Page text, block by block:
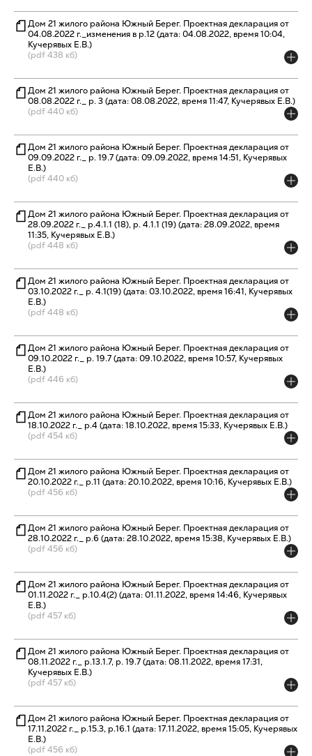
Дом 21 жилого района Южный Берег. Проектная декларация от
04.08.2022 г._изменения в р.12 (дата: 04.08.2022, время 10:04,
Кучерявых Е.В.)
(pdf 438 кб)
Дом 21 жилого района Южный Берег. Проектная декларация от
08.08.2022 г._ р. 3 (дата: 08.08.2022, время 11:47, Кучерявых Е.В.)
(pdf 440 кб)
Дом 21 жилого района Южный Берег. Проектная декларация от
09.09.2022 г._ р. 19.7 (дата: 09.09.2022, время 14:51, Кучерявых
Е.В.)
(pdf 440 кб)
Дом 21 жилого района Южный Берег. Проектная декларация от
28.09.2022 г._ р.4.1.1 (18), р. 4.1.1 (19) (дата: 28.09.2022, время
11:35, Кучерявых Е.В.)
(pdf 448 кб)
Дом 21 жилого района Южный Берег. Проектная декларация от
03.10.2022 г._ р. 4.1(19) (дата: 03.10.2022, время 16:41, Кучерявых
Е.В.)
(pdf 448 кб)
Дом 21 жилого района Южный Берег. Проектная декларация от
09.10.2022 г._ р. 19.7 (дата: 09.10.2022, время 10:57, Кучерявых
Е.В.)
(pdf 446 кб)
Дом 21 жилого района Южный Берег. Проектная декларация от
18.10.2022 г._ р.4 (дата: 18.10.2022, время 15:33, Кучерявых Е.В.)
(pdf 454 кб)
Дом 21 жилого района Южный Берег. Проектная декларация от
20.10.2022 г._ р.11 (дата: 20.10.2022, время 10:16, Кучерявых Е.В.)
(pdf 456 кб)
Дом 21 жилого района Южный Берег. Проектная декларация от
28.10.2022 г._ р.6 (дата: 28.10.2022, время 15:38, Кучерявых Е.В.)
(pdf 456 кб)
Дом 21 жилого района Южный Берег. Проектная декларация от
01.11.2022 г._ р.10.4(2) (дата: 01.11.2022, время 14:46, Кучерявых
Е.В.)
(pdf 457 кб)
Дом 21 жилого района Южный Берег. Проектная декларация от
08.11.2022 г._ р.13.1.7, р. 19.7 (дата: 08.11.2022, время 17:31,
Кучерявых Е.В.)
(pdf 457 кб)
Дом 21 жилого района Южный Берег. Проектная декларация от
17.11.2022 г._ р.15.3, р.16.1 (дата: 17.11.2022, время 15:05, Кучерявых
Е.В.)
(pdf 456 кб)